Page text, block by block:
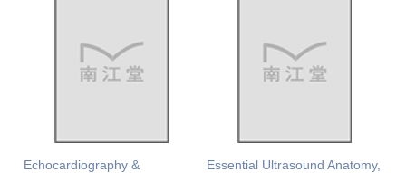
Echocardiography &
Essential Ultrasound Anatomy,